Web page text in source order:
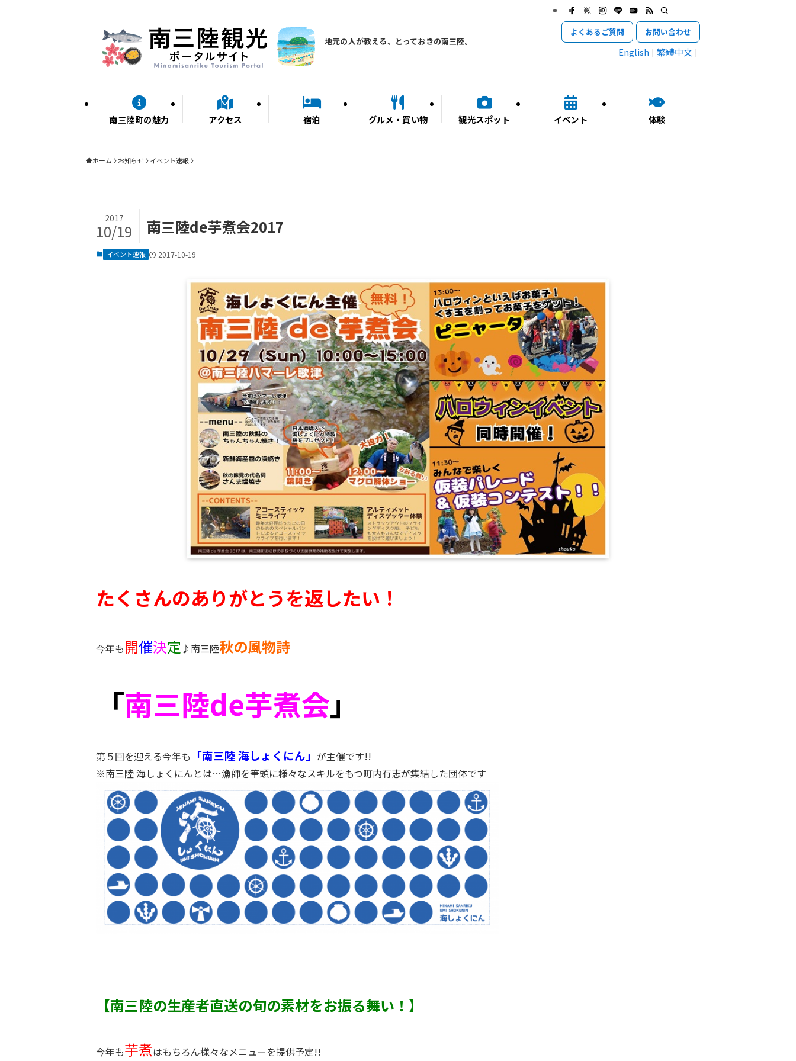
地元の人が教える、とっておきの南三陸。
南三陸町の魅力 アクセス 宿泊 グルメ・買い物 観光スポット イベント 体験
よくあるご質問 お問い合わせ
English 繁體中文
ホーム お知らせ イベント速報
南三陸de芋煮会2017
2017
10/19
イベント速報 2017-10-19
たくさんのありがとうを返したい！
今年も開催決定 ♪南三陸秋の風物詩
「南三陸de芋煮会」
第５回を迎える今年も 「南三陸 海しょくにん」 が主催です!!
※南三陸 海しょくにんとは…漁師を筆頭に様々なスキルをもつ町内有志が集結した団体です
【南三陸の生産者直送の旬の素材をお振る舞い！ 】
今年も芋煮はもちろん様々なメニューを提供予定!!